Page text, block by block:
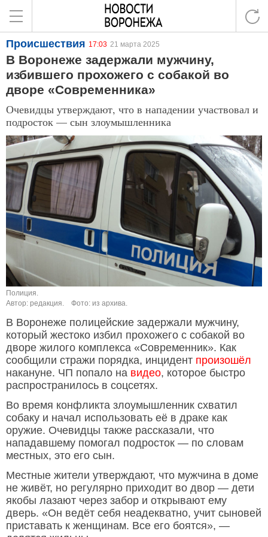
Происшествия 17:03 21 марта 2025
В Воронеже задержали мужчину,
избившего прохожего с собакой во
дворе «Современника»
Очевидцы утверждают, что в нападении участвовал и
подросток — сын злоумышленника
Полиция.
Автор: редакция.
Фото: из архива.
В Воронеже полицейские задержали мужчину,
который жестоко избил прохожего с собакой во
дворе жилого комплекса «Современник». Как
сообщили стражи порядка, инцидент произошёл
накануне. ЧП попало на видео, которое быстро
распространилось в соцсетях.
Во время конфликта злоумышленник схватил
собаку и начал использовать её в драке как
оружие. Очевидцы также рассказали, что
нападавшему помогал подросток — по словам
местных, это его сын.
Местные жители утверждают, что мужчина в доме
не живёт, но регулярно приходит во двор — дети
якобы лазают через забор и открывают ему
дверь. «Он ведёт себя неадекватно, учит сыновей
приставать к женщинам. Все его боятся», —